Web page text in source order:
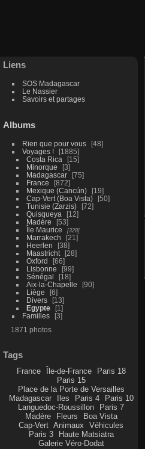
Liens
SOS Madagascar
Le Nassier
Savoirs et partages
Albums
Rien que pour vous
48
Voyages !
1885
Costa Rica
15
Minorque
3
Madagascar
75
France
872
Mexique (Cancún)
19
Cap-Vert (Boa Vista)
50
Tunisie (Zarzis)
72
Quisqueya
12
Madère
53
Île Maurice
328
Marrakech
21
Heerlen
38
Maastricht
28
Oxford
66
Lisbonne
99
Sénégal
18
Aix-la-Chapelle
90
Liège
6
Divers
13
Egypte
1
Familles
3
1871 photos
Tags
France Île-de-France
Paris 18
Paris 15
Place de la Porte de Versailles
Madagascar
Iles Paris 4
Paris 10
Languedoc-Roussillon
Paris 7
Madère
Fleurs
Boa Vista
Cap-Vert Animaux
Véhicules
Paris 3
Haute Matsiatra
Galerie Véro-Dodat